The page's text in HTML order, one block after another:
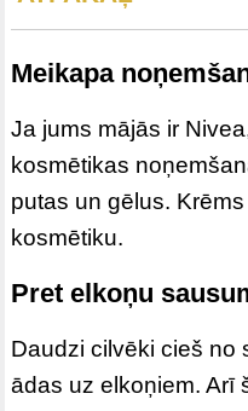
Meikapa
Ja jums mājās ir
kosmētikas
putas un gēlus.
kosmētiku.
Pret elkoņu
Daudzi cilvēki cieš no
ādas uz elkoņiem. Arī